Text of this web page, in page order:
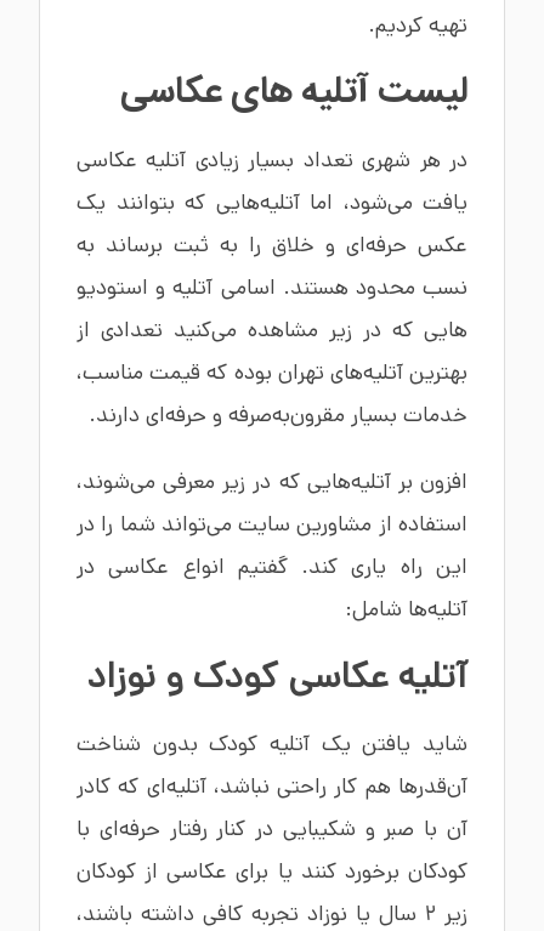
تهیه کردیم.
لیست آتلیه های عکاسی
در هر شهری تعداد بسیار زیادی آتلیه عکاسی
یافت می‌شود، اما آتلیه‌هایی که بتوانند یک
عکس حرفه‌ای و خلاق را به ثبت برساند به
نسب محدود هستند. اسامی آتلیه و استودیو
هایی که در زیر مشاهده می‌کنید تعدادی از
بهترین آتلیه‌های تهران بوده که قیمت مناسب،
خدمات بسیار مقرون‌به‌صرفه و حرفه‌ای دارند.
افزون بر آتلیه‌هایی که در زیر معرفی می‌شوند،
استفاده از مشاورین سایت می‌تواند شما را در
این راه یاری کند. گفتیم انواع عکاسی در
آتلیه‌ها شامل:
آتلیه عکاسی کودک و نوزاد
شاید یافتن یک آتلیه کودک بدون شناخت
آن‌قدرها هم کار راحتی نباشد، آتلیه‌ای که کادر
آن با صبر و شکیبایی در کنار رفتار حرفه‌ای با
کودکان برخورد کنند یا برای عکاسی از کودکان
زیر ۲ سال یا نوزاد تجربه کافی داشته باشند،